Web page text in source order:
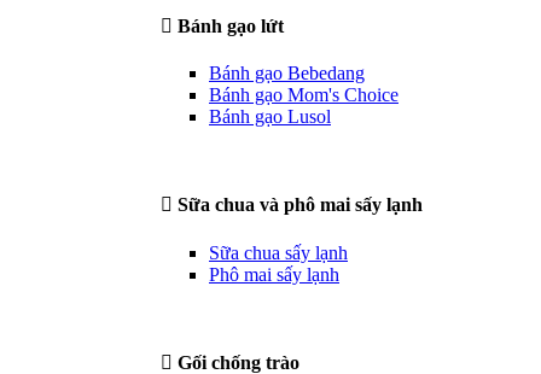
Bánh gạo lứt
Bánh gạo Bebedang
Bánh gạo Mom's Choice
Bánh gạo Lusol
Sữa chua và phô mai sấy lạnh
Sữa chua sấy lạnh
Phô mai sấy lạnh
Gối chống trào